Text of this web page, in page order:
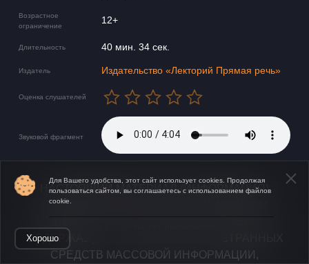
Возрастное
ограничение
12+
Длительность 40 мин. 34 сек.
Издатель Издательство «Лекторий Прямая речь»
Оценка слушателей
Звуковой фрагмент
НАСТОЯЩИЙ МАТЕРИАЛ (ИНФОРМАЦИЯ)
ПРОИЗВЕДЕН ИНОСТРАННЫМ АГЕНТОМ
СОДЕРЖАЩИМСЯ В РЕЕСТРЕ ИНОСТРАННЫХ
СРЕДСТВ МАССОВОЙ ИНФОРМАЦИИ,
Для Вашего удобства, этот сайт использует cookies. Продолжая
пользоваться сайтом, вы соглашаетесь с использованием файлов
cookie.
Хорошо